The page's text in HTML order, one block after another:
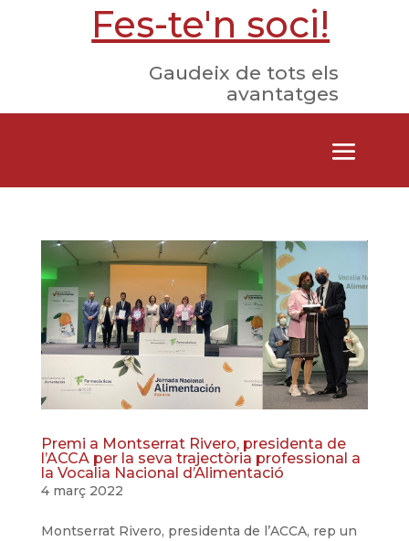
Fes-te'n soci!
Gaudeix de tots els
avantatges
Premi a Montserrat Rivero, presidenta de
l’ACCA per la seva trajectòria professional a
la Vocalia Nacional d’Alimentació
4 març 2022
Montserrat Rivero, presidenta de l’ACCA, rep un